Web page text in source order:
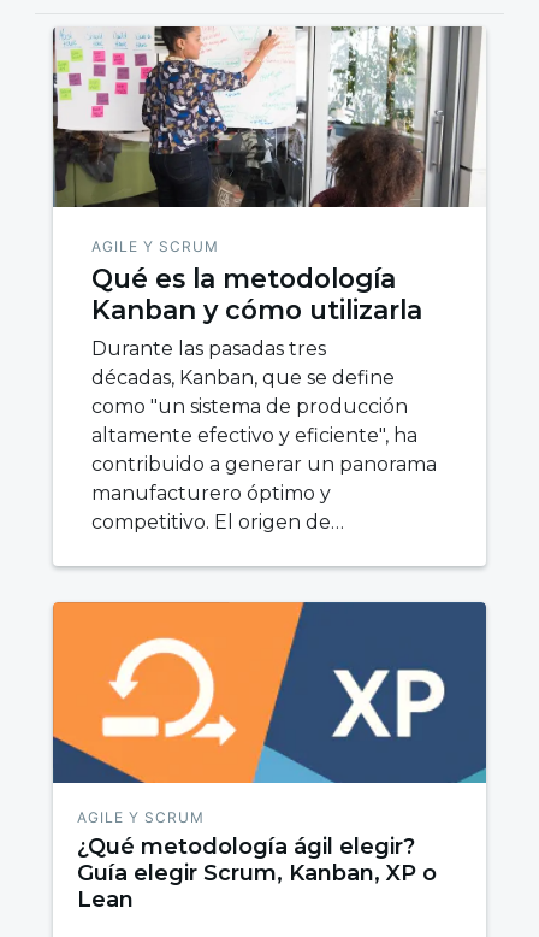
AGILE Y SCRUM
Qué es la metodología
Kanban y cómo utilizarla
Durante las pasadas tres
décadas, Kanban, que se define
como "un sistema de producción
altamente efectivo y eficiente", ha
contribuido a generar un panorama
manufacturero óptimo y
competitivo. El origen de…
AGILE Y SCRUM
¿Qué metodología ágil elegir?
Guía elegir Scrum, Kanban, XP o
Lean